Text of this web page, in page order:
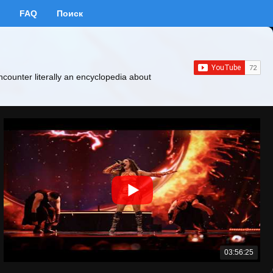
FAQ Поиск
literally an encyclopedia about
03:56:25